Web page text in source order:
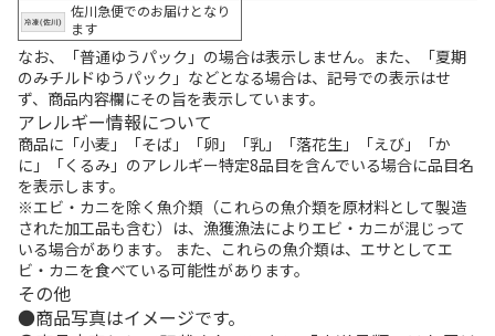
佐川急便でのお届けとなり
ます
なお、「普通ゆうパック」の場合は表示しません。また、「夏期
のみチルドゆうパック」などとなる場合は、記号での表示はせ
ず、商品内容欄にその旨を表示しています。
アレルギー情報について
商品に「小麦」「そば」「卵」「乳」「落花生」「えび」「か
に」「くるみ」のアレルギー特定8品目を含んでいる場合に品目名
を表示します。
※エビ・カニを除く魚介類（これらの魚介類を原材料として製造
された加工品も含む）は、漁獲漁法によりエビ・カニが混じって
いる場合があります。 また、これらの魚介類は、エサとしてエ
ビ・カニを食べている可能性があります。
その他
商品写真はイメージです。